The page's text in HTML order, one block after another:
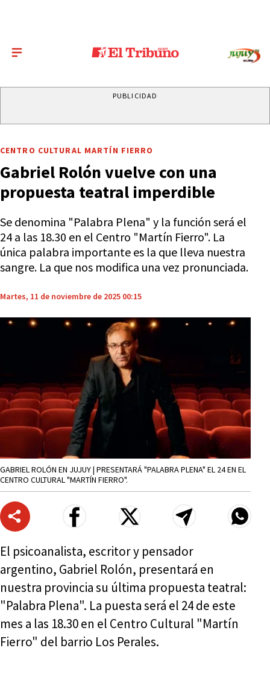
PUBLICIDAD
CENTRO CULTURAL MARTÍN FIERRO
Gabriel Rolón vuelve con una
propuesta teatral imperdible
Se denomina "Palabra Plena" y la función será el
24 a las 18.30 en el Centro "Martín Fierro". La
única palabra importante es la que lleva nuestra
sangre. La que nos modifica una vez pronunciada.
Martes, 11 de noviembre de 2025 00:15
GABRIEL ROLÓN EN JUJUY | PRESENTARÁ "PALABRA PLENA" EL 24 EN EL
CENTRO CULTURAL "MARTÍN FIERRO".
El psicoanalista, escritor y pensador
argentino, Gabriel Rolón, presentará en
nuestra provincia su última propuesta teatral:
"Palabra Plena". La puesta será el 24 de este
mes a las 18.30 en el Centro Cultural "Martín
Fierro" del barrio Los Perales.